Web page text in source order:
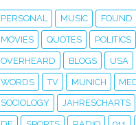
PERSONAL MUSIC FOUND
MOVIES QUOTES POLITICS
OVERHEARD BLOGS USA
WORDS TV MUNICH
SOCIOLOGY JAHRESCHARTS